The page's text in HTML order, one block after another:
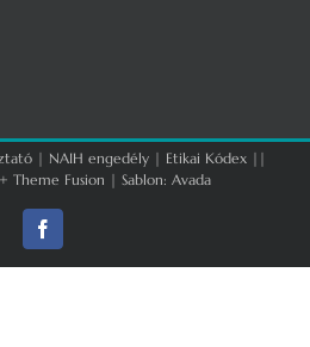
| NAIH engedély | Etikai Kódex ||
+ Theme Fusion | Sablon: Avada
Facebook